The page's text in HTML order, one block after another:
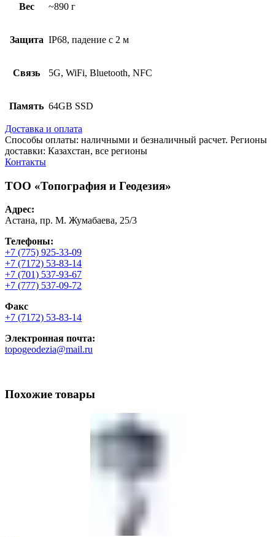
Вес ~890 г
Защита IP68, падение с 2 м
Связь 5G, WiFi, Bluetooth, NFC
Память 64GB SSD
Доставка и оплата
Способы оплаты: наличными и безналичный расчет. Регионы
доставки: Казахстан, все регионы
Контакты
ТОО «Топография и Геодезия»
Адрес:
Астана, пр. М. Жумабаева, 25/3
Телефоны:
+7 (775) 925-33-09
+7 (7172) 53-83-14
+7 (701) 537-93-67
+7 (777) 537-09-72
Факс
+7 (7172) 53-83-14
Электронная почта:
topogeodezia@mail.ru
Похожие товары